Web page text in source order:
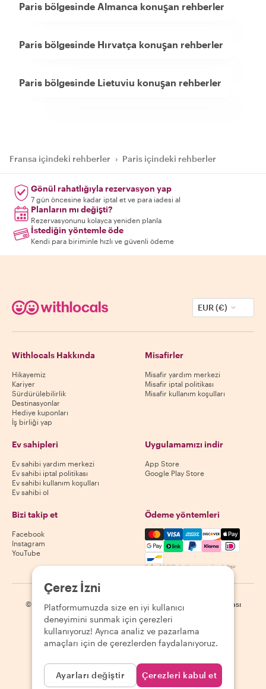
Paris bölgesinde Almanca konuşan rehberler
Paris bölgesinde Hırvatça konuşan rehberler
Paris bölgesinde Lietuviu konuşan rehberler
Fransa içindeki rehberler › Paris içindeki rehberler
Gönül rahatlığıyla rezervasyon yap
7 gün öncesine kadar iptal et ve para iadesi al
Planların mı değişti?
Rezervasyonunu kolayca yeniden planla
İstediğin yöntemle öde
Kendi para biriminle hızlı ve güvenli ödeme
EUR (€)
Withlocals Hakkında
Hikayemiz
Kariyer
Sürdürülebilirlik
Destinasyonlar
Hediye kuponları
İş birliği yap
Misafirler
Misafir yardım merkezi
Misafir iptal politikası
Misafir kullanım koşulları
Ev sahipleri
Ev sahibi yardım merkezi
Ev sahibi iptal politikası
Ev sahibi kullanım koşulları
Ev sahibi ol
Uygulamamızı indir
App Store
Google Play Store
Bizi takip et
Facebook
Instagram
YouTube
Ödeme yöntemleri
Mastercard, Visa, Amex,
Kullanılabilirlik destinasyona göre değişir
© 2026 Withlocals.com Gizlilik Politikası | Site haritası
Çerez İzni
Platformumuzda size en iyi kullanıcı
deneyimini sunmak için çerezleri
kullanıyoruz! Ayrıca analiz ve pazarlama
amaçları için de çerezlerden faydalanıyoruz.
Ayarları değiştir Çerezleri kabul et